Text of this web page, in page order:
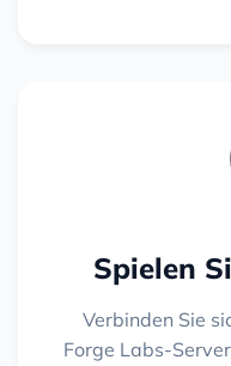
Spielen
Verbinden Sie
Forge Labs-